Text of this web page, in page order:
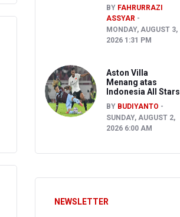
BY FAHRURRAZI
ASSYAR
MONDAY, AUGUST 3,
2026 1:31 PM
Aston Villa
Menang atas
Indonesia All Stars
BY BUDIYANTO
SUNDAY, AUGUST 2,
2026 6:00 AM
NEWSLETTER